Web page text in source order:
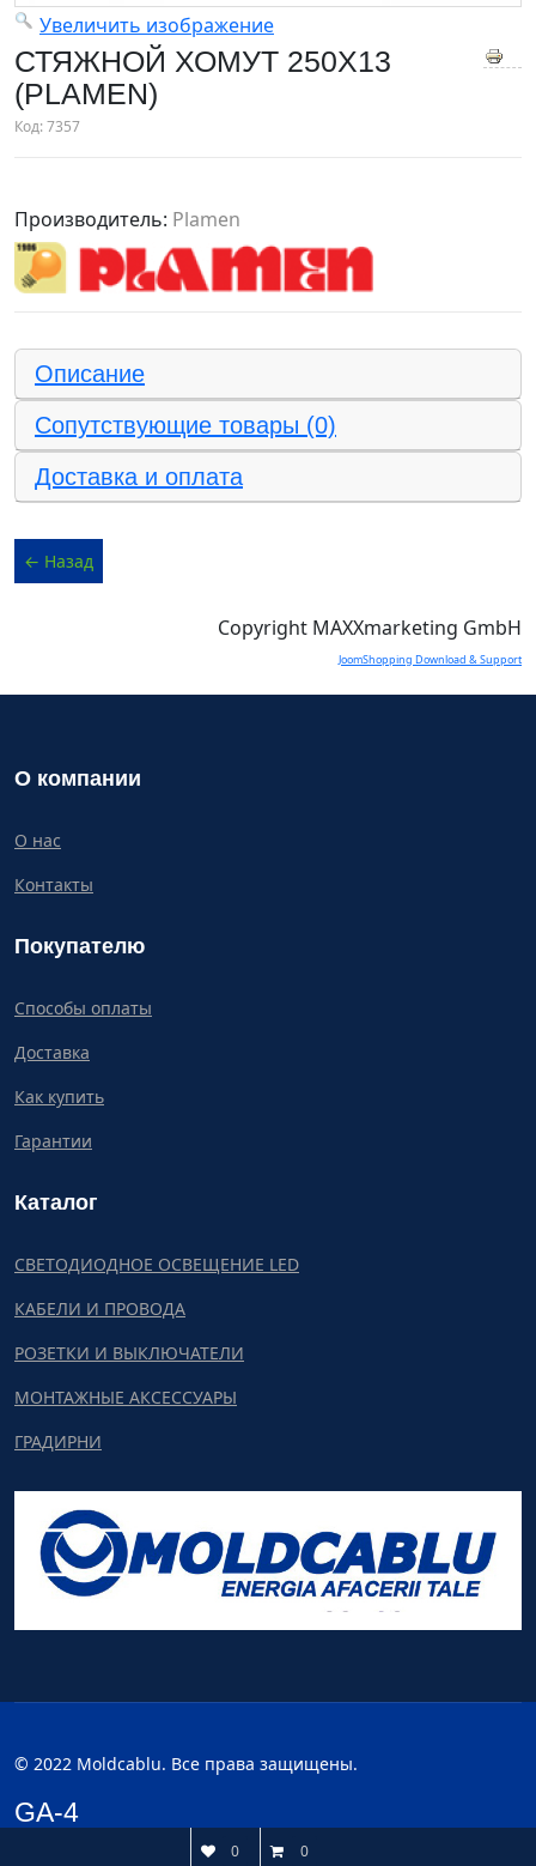
Увеличить изображение
СТЯЖНОЙ ХОМУТ 250X13
(PLAMEN)
Код:7357
Производитель: Plamen
Описание
Сопутствующие товары (0)
Доставка и оплата
Copyright MAXXmarketing GmbH
JoomShopping Download & Support
О компании
О нас
Контакты
Покупателю
Способы оплаты
Доставка
Как купить
Гарантии
Каталог
СВЕТОДИОДНОЕ ОСВЕЩЕНИЕ LED
КАБЕЛИ И ПРОВОДА
РОЗЕТКИ И ВЫКЛЮЧАТЕЛИ
МОНТАЖНЫЕ АКСЕССУАРЫ
ГРАДИРНИ
© 2022 Moldcablu. Все права защищены.
GA-4
0 0